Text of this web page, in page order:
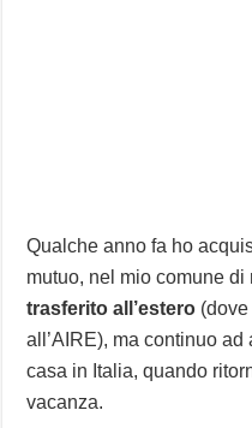
Qualche anno fa ho
mutuo, nel mio comune
trasferito all’estero
all’AIRE), ma continuo ad
casa in Italia, quando
vacanza.